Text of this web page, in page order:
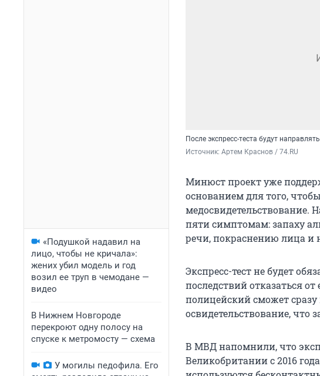
«Подушкой надавил на
лицо, чтобы не кричала»:
жених убил модель и год
возил ее труп в чемодане —
видео
В Нижнем Новгороде
перекроют одну полосу на
спуске к метромосту — схема
У могилы педофила. Его
После экспресс-теста будут
Источник: Артем Краснов / 74.RU
Минюст проект уже
основанием для того,
медосвидетельствование.
пяти симптомам: запаху
речи, покраснению лица
Экспресс-тест не будет
последствий отказаться
полицейский сможет
освидетельствование, что
В МВД напомнили, что
Великобритании с 2016